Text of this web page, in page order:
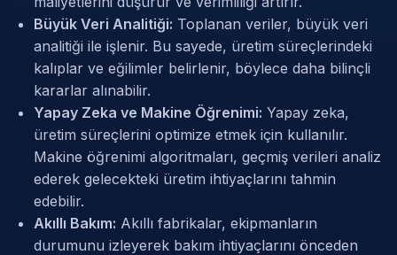
Büyük Veri Analitiği: Toplanan veriler, büyük veri
analitiği ile işlenir. Bu sayede, üretim süreçlerindeki
kalıplar ve eğilimler belirlenir, böylece daha bilinçli
kararlar alınabilir.
Yapay Zeka ve Makine Öğrenimi: Yapay zeka,
üretim süreçlerini optimize etmek için kullanılır.
Makine öğrenimi algoritmaları, geçmiş verileri analiz
ederek gelecekteki üretim ihtiyaçlarını tahmin
edebilir.
Akıllı Bakım: Akıllı fabrikalar, ekipmanların
durumunu izleyerek bakım ihtiyaçlarını önceden